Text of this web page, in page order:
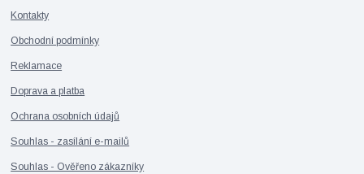
Kontakty
Obchodní podmínky
Reklamace
Doprava a platba
Ochrana osobních údajů
Souhlas - zasílání e-mailů
Souhlas - Ověřeno zákazníky